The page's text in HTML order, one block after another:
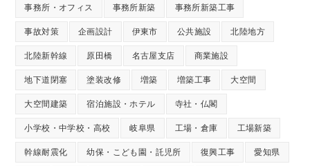
事務所・オフィス 事務所新築 事務所新築工事
事故対策 企画設計 伊東市 公共施設 北陸地方
北陸新幹線 原田橋 名古屋支店 商業施設
地下道閉塞 塗装改修 増築 増築工事 大空間
大空間建築 宿泊施設・ホテル 寺社・仏閣
小学校・中学校・高校 岐阜県 工場・倉庫 工場新築
幹線耐震化 幼保・こども園・託児所 復興工事 愛知県